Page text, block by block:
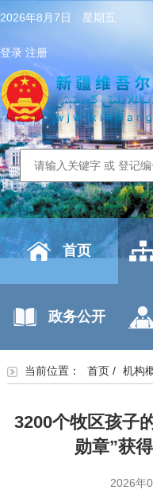
2026年8月7日 星期五
登录 注册
首页
政务公开
当前位置： 首页/ 机构
3200个牧区孩子
勋章”获
2026年